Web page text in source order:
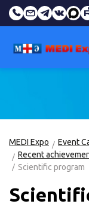
MEDI Expo Event
Scientific program